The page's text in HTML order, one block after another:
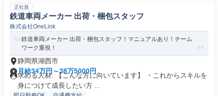
正社員
鉄道車両メーカー 出荷・梱包スタッフ
株式会社OneLink
鉄道車両メーカー 出荷・梱包スタッフ！マニュアルあり！チーム
ワーク重視！
静岡県湖西市
月給34万円～38万5000円
求める人材: 【こんな方に向いています】 ・これからスキルを
身につけて成長したい方 ...